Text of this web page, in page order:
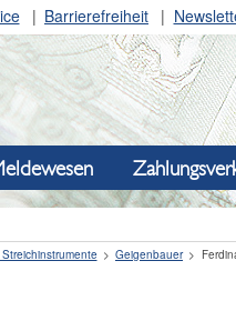
Barrierefreiheit
Geigenbauer